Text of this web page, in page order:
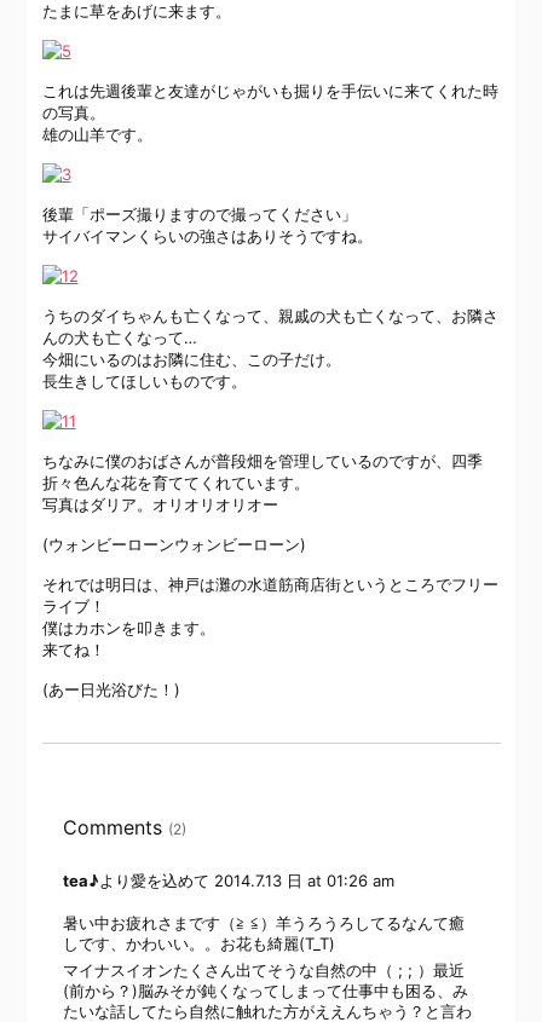
たまに草をあげに来ます。
これは先週後輩と友達がじゃがいも掘りを手伝いに来てくれた時
の写真。
雄の山羊です。
後輩「ポーズ撮りますので撮ってください」
サイバイマンくらいの強さはありそうですね。
うちのダイちゃんも亡くなって、親戚の犬も亡くなって、お隣さ
んの犬も亡くなって…
今畑にいるのはお隣に住む、この子だけ。
長生きしてほしいものです。
ちなみに僕のおばさんが普段畑を管理しているのですが、四季
折々色んな花を育ててくれています。
写真はダリア。オリオリオリオー
(ウォンビーローンウォンビーローン)
それでは明日は、神戸は灘の水道筋商店街というところでフリー
ライブ！
僕はカホンを叩きます。
来てね！
(あー日光浴びた！)
Comments (2)
tea♪より愛を込めて 2014.7.13 日 at 01:26 am
暑い中お疲れさまです（≧ ≦）羊うろうろしてるなんて癒
しです、かわいい。。お花も綺麗(T_T)
マイナスイオンたくさん出てそうな自然の中（ ; ; ）最近
(前から？)脳みそが鈍くなってしまって仕事中も困る、み
たいな話してたら自然に触れた方がええんちゃう？と言わ